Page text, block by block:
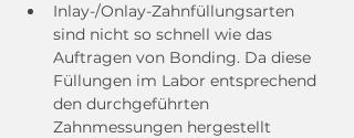
Inlay-/Onlay-Zahnfüllungsarten
sind nicht so schnell wie das
Auftragen von Bonding. Da diese
Füllungen im Labor entsprechend
den durchgeführten
Zahnmessungen hergestellt